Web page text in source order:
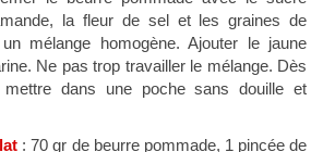
la fleur de sel et les graines de
mélange homogène. Ajouter le jaune
Ne pas trop travailler le mélange. Dès
mettre dans une poche sans douille et
: 70 gr de beurre pommade, 1 pincée de